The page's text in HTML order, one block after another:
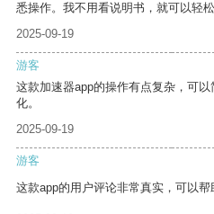
悉操作。我不用看说明书，就可以轻松
2025-09-19
游客
这款加速器app的操作有点复杂，可
化。
2025-09-19
游客
这款app的用户评论非常真实，可以帮